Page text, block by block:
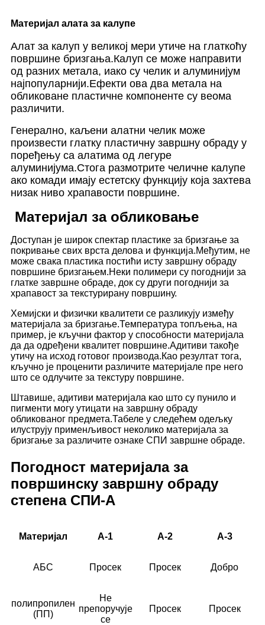
Материјал алата за калупе
Алат за калуп у великој мери утиче на глаткоћу
површине бризгања.Калуп се може направити
од разних метала, иако су челик и алуминијум
најпопуларнији.Ефекти ова два метала на
обликоване пластичне компоненте су веома
различити.
Генерално, каљени алатни челик може
произвести глатку пластичну завршну обраду у
поређењу са алатима од легуре
алуминијума.Стога размотрите челичне калупе
ако комади имају естетску функцију која захтева
низак ниво храпавости површине.
Материјал за обликовање
Доступан је широк спектар пластике за бризгање за
покривање свих врста делова и функција.Међутим, не
може свака пластика постићи исту завршну обраду
површине бризгањем.Неки полимери су погоднији за
глатке завршне обраде, док су други погоднији за
храпавост за текстурирану површину.
Хемијски и физички квалитети се разликују између
материјала за бризгање.Температура топљења, на
пример, је кључни фактор у способности материјала
да да одређени квалитет површине.Адитиви такође
утичу на исход готовог производа.Као резултат тога,
кључно је проценити различите материјале пре него
што се одлучите за текстуру површине.
Штавише, адитиви материјала као што су пунило и
пигменти могу утицати на завршну обраду
обликованог предмета.Табеле у следећем одељку
илуструју применљивост неколико материјала за
бризгање за различите ознаке СПИ завршне обраде.
Погодност материјала за
површинску завршну обраду
степена СПИ-А
Материјал А-1 А-2 А-3
АБС Просек Просек Добро
полипропилен
(ПП)
Не
препоручује
се
Просек Просек